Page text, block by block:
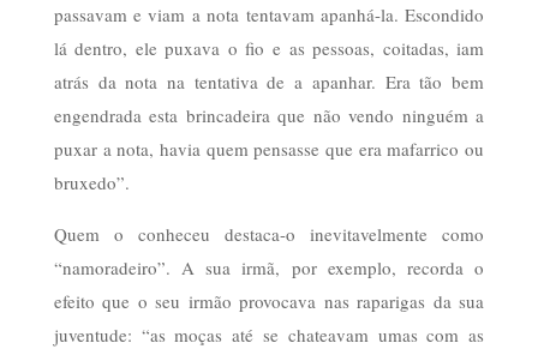
passavam e viam a nota tentavam apanhá-la. Escondido
lá dentro, ele puxava o fio e as pessoas, coitadas, iam
atrás da nota na tentativa de a apanhar. Era tão bem
engendrada esta brincadeira que não vendo ninguém a
puxar a nota, havia quem pensasse que era mafarrico ou
bruxedo”.
Quem o conheceu destaca-o inevitavelmente como
“namoradeiro”. A sua irmã, por exemplo, recorda o
efeito que o seu irmão provocava nas raparigas da sua
juventude: “as moças até se chateavam umas com as